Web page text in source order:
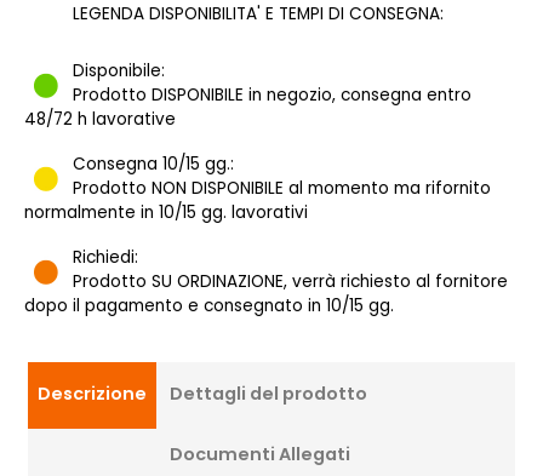
LEGENDA DISPONIBILITA' E TEMPI DI CONSEGNA:
Disponibile:
Prodotto DISPONIBILE in negozio, consegna entro
48/72 h lavorative
Consegna 10/15 gg.:
Prodotto NON DISPONIBILE al momento ma rifornito
normalmente in 10/15 gg. lavorativi
Richiedi:
Prodotto SU ORDINAZIONE, verrà richiesto al fornitore
dopo il pagamento e consegnato in 10/15 gg.
Descrizione Dettagli del prodotto
Documenti Allegati